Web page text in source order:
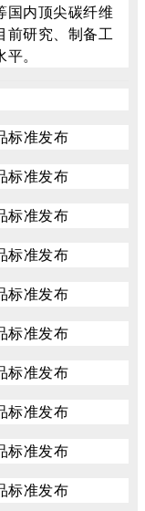
国内顶尖碳纤维
前研究、制备工
。